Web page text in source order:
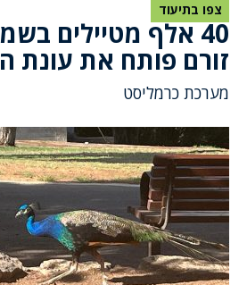
צפו בתיעוד
40 אלף מטיילים
זורם פותח את עונת
מערכת כרמליסט